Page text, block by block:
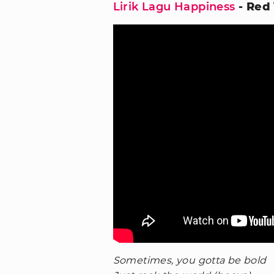
Lirik Lagu Happiness -
Sometimes, you gotta be bold